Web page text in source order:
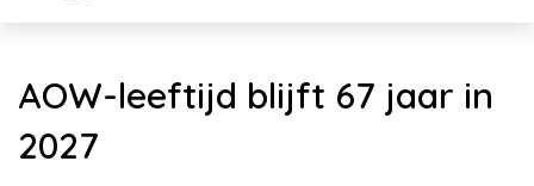
AOW-leeftijd blijft 67 jaar in
2027